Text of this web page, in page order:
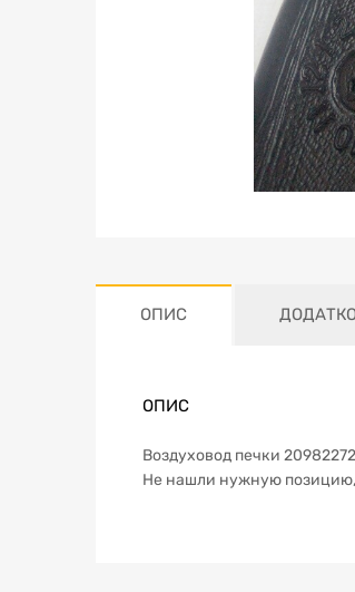
ОПИС
ОПИС
Воздуховод печки
Не нашли нужную позицию,